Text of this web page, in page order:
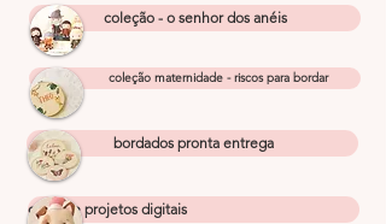
coleção - o senhor dos anéis
coleção maternidade - riscos para bordar
bordados pronta entrega
cursos e projetos digitais